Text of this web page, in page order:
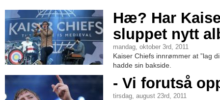
Hæ? Har
sluppet nytt
mandag, oktober 3rd, 2011
Kaiser Chiefs innrømmer at ”lag
hadde sin bakside.
- Vi forutså
tirsdag, august 23rd, 2011